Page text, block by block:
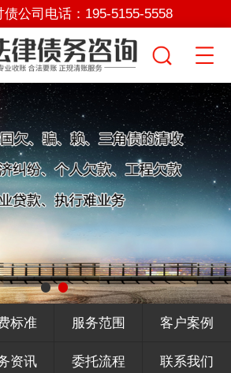
公司电话： 195-5155-5558
标准 服务范围 客户案例
资讯 委托流程 联系我们